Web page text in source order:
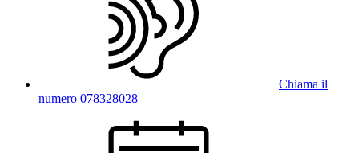
Chiama il
numero 078328028